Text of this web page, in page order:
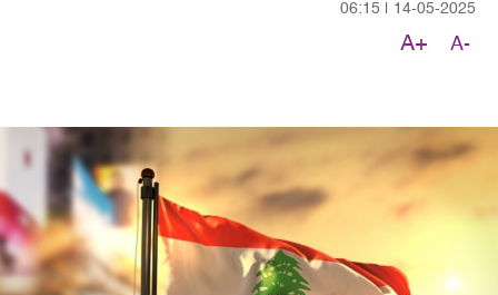
14-05-2025
06:15
A-
A+